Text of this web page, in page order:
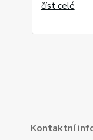
číst celé
Kontaktní